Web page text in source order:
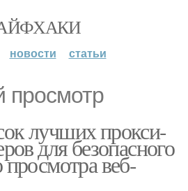
новости статьи
просмотр
лучших прокси-
для безопасного
просмотра веб-